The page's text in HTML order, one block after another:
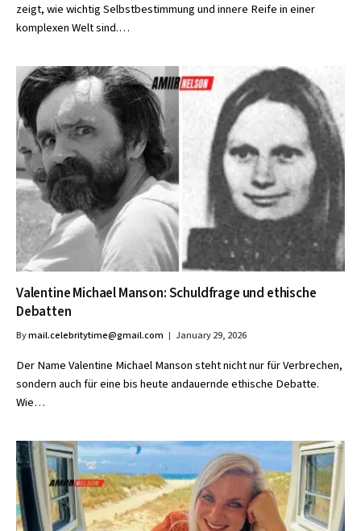
zeigt, wie wichtig Selbstbestimmung und innere Reife in einer
komplexen Welt sind.…
Valentine Michael Manson: Schuldfrage und ethische
Debatten
Bymail.celebritytime@gmail.com January 29, 2026
Der Name Valentine Michael Manson steht nicht nur für Verbrechen,
sondern auch für eine bis heute andauernde ethische Debatte.
Wie…